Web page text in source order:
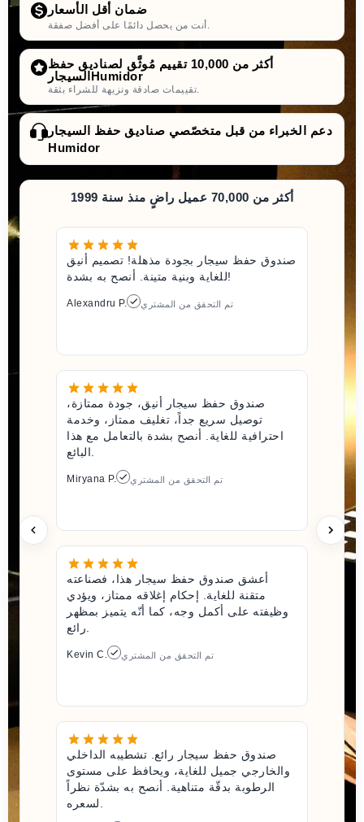
ضمان أقل الأسعار
أنت من يحصل دائمًا على أفضل صفقة.
أكثر من 10,000 تقييم مُوثَّق لصناديق حفظ
السيجارHumidor
تقييمات صادقة ونزيهة للشراء بثقة.
دعم الخبراء من قبل متخصّصي صناديق حفظ السيجار
Humidor
أكثر من 70,000 عميل راضٍ منذ سنة 1999
صندوق حفظ سيجار بجودة مذهلة! تصميم أنيق
للغاية وبنية متينة. أنصح به بشدة!
Alexandru P. تم التحقق من المشتري
صندوق حفظ سيجار أنيق، جودة ممتازة،
توصيل سريع جداً، تغليف ممتاز، وخدمة
احترافية للغاية. أنصح بشدة بالتعامل مع هذا
Miryana P. تم التحقق من المشتري
أعشق صندوق حفظ سيجار هذا، فصناعته
متقنة للغاية. إحكام إغلاقه ممتاز، ويؤدي
وظيفته على أكمل وجه، كما أنّه يتميز بمظهر
Kevin C. تم التحقق من المشتري
صندوق حفظ سيجار رائع. تشطيبه الداخلي
والخارجي جميل للغاية، ويحافظ على مستوى
الرطوبة بدقّة متناهية. أنصح به بشدّة نظراً